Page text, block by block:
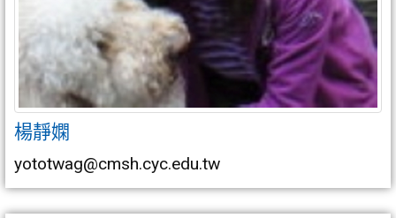
楊靜嫻
yototwag@cmsh.cyc.edu.tw